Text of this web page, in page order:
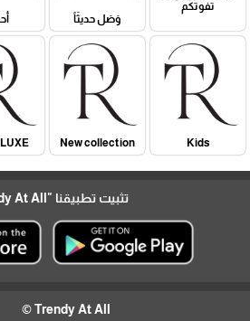
تفوتكم
وَصَل حديثَاً
Kids
New collection
تثبيت تطبيقنا "Trendy At All"
Trendy At All ©